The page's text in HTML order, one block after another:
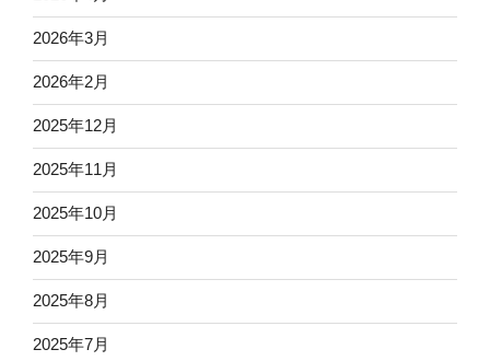
2026年3月
2026年2月
2025年12月
2025年11月
2025年10月
2025年9月
2025年8月
2025年7月